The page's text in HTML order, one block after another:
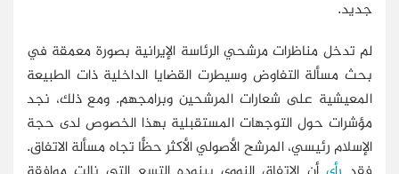
جديد.
لم تدخل مناظرات مرشحي الرئاسة الإيرانية بصورة معمقة في
بحث مسألة التفاوض وسيطرت القضايا الداخلية ذات الطبيعة
المعيشية على شعارات المرشحين وبرامجهم. ومع ذلك، نجد
مؤشرات حول التوجهات المستقبلية بهذا الخصوص لدى حجة
الإسلام رئيسي، المرشح الأصولي الأكثر حظًّا تجاه مسألة الاتفاق.
فقد رأى أن الاتفاق النووي ببنوده التسع التي نالت موافقة